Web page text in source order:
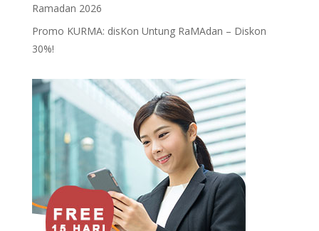
Ramadan 2026
Promo KURMA: disKon Untung RaMAdan – Diskon
30%!